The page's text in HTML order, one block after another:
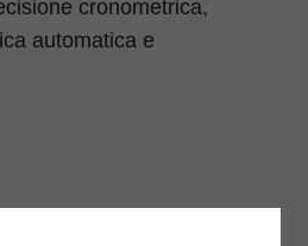
cronometrica,
automatica e